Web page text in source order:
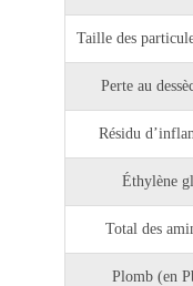
Taille des
Perte au
Résidu
Éthylène
Total des
Plomb (en